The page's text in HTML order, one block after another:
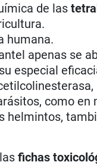
de las
humana.
apenas se
especial
como
helmintos,
fichas